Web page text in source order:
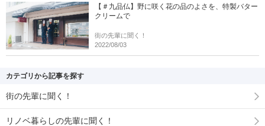
【＃九品仏】野に咲く花の品のよさを、特製バター
クリームで
街の先輩に聞く！
2022/08/03
カテゴリから記事を探す
街の先輩に聞く！
リノベ暮らしの先輩に聞く！